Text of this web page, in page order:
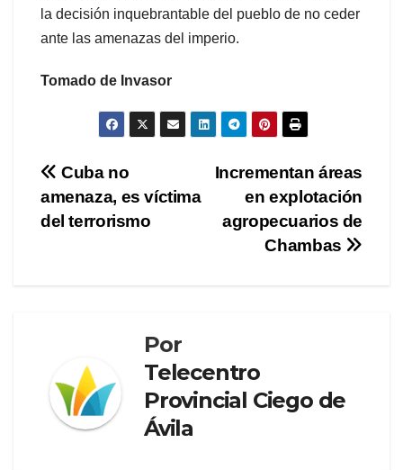
la decisión inquebrantable del pueblo de no ceder
ante las amenazas del imperio.
Tomado de Invasor
Navegación
de
Incrementan áreas
en explotación
agropecuarios de
Chambas
Cuba no
amenaza, es víctima
del terrorismo
Por
Telecentro
Provincial Ciego de
Ávila